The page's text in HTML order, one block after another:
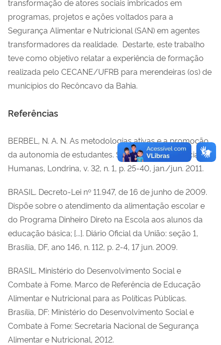
transformação de atores sociais imbricados em
programas, projetos e ações voltados para a
Segurança Alimentar e Nutricional (SAN) em agentes
transformadores da realidade. Destarte, este trabalho
teve como objetivo relatar a experiência de formação
realizada pelo CECANE/UFRB para merendeiras (os) de
municípios do Recôncavo da Bahia.
Referências
BERBEL, N. A. N. As metodologias ativas e a promoção
da autonomia de estudantes. Semina: Ciências Sociais e
Humanas, Londrina, v. 32, n. 1, p. 25-40, jan./jun. 2011.
BRASIL. Decreto-Lei nº 11.947, de 16 de junho de 2009.
Dispõe sobre o atendimento da alimentação escolar e
do Programa Dinheiro Direto na Escola aos alunos da
educação básica; [...]. Diário Oficial da União: seção 1,
Brasília, DF, ano 146, n. 112, p. 2-4, 17 jun. 2009.
BRASIL. Ministério do Desenvolvimento Social e
Combate à Fome. Marco de Referência de Educação
Alimentar e Nutricional para as Políticas Públicas.
Brasília, DF: Ministério do Desenvolvimento Social e
Combate à Fome: Secretaria Nacional de Segurança
Alimentar e Nutricional, 2012.